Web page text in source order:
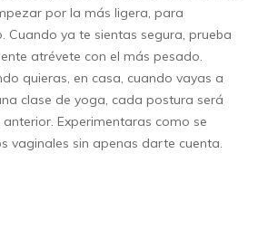
por la más ligera, para
Cuando ya te sientas segura, prueba
atrévete con el más pesado.
quieras, en casa, cuando vayas a
clase de yoga, cada postura será
Experimentaras como se
vaginales sin apenas darte cuenta.